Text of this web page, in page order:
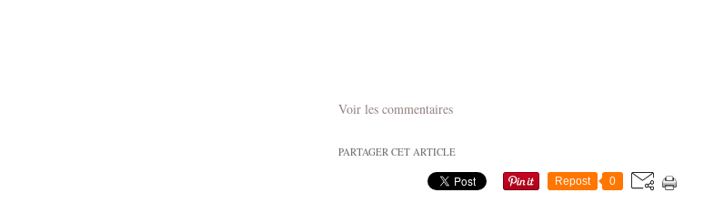
Voir les commentaires
PARTAGER CET ARTICLE
Repost 0